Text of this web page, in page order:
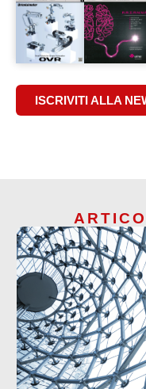
ISCRIVITI ALLA